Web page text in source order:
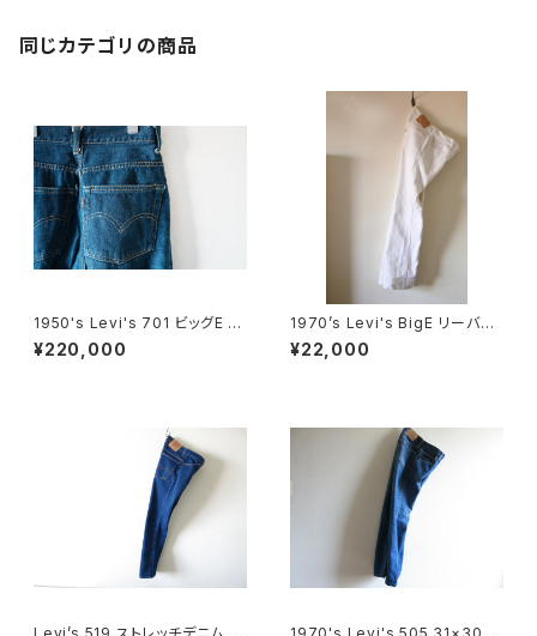
同じカテゴリの商品
1950's Levi's 701 ビッグE 2
4×30
¥220,000
1970’s Levi's BigE リーバイ
ス ホワイトデニム
¥22,000